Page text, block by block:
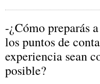
-¿Cómo preparás
los puntos de
experiencia sean
posible?